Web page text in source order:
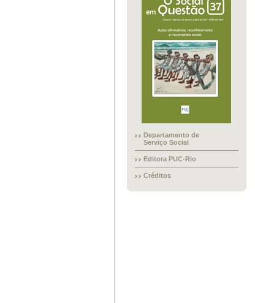
Departamento de
Serviço Social
Editora PUC-Rio
Créditos